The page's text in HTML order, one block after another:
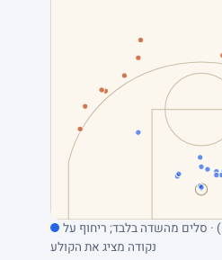
שלוש (12) · סלים מהשדה בלבד; ריחוף על
נקודה מציג את הקולע